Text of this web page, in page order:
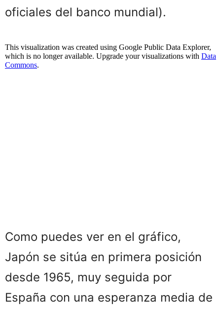
oficiales del banco mundial).
Como puedes ver en el gráfico,
Japón se sitúa en primera posición
desde 1965, muy seguida por
España con una esperanza media de